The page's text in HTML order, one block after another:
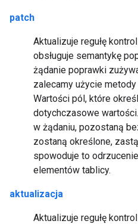
patch
Aktualizuje regułę
obsługuje semantykę
żądanie poprawki
zalecamy użycie metody
Wartości pól, które
dotychczasowe
w żądaniu, pozostaną
zostaną określone,
spowoduje to
elementów tablicy.
aktualizacja
Aktualizuje regułę